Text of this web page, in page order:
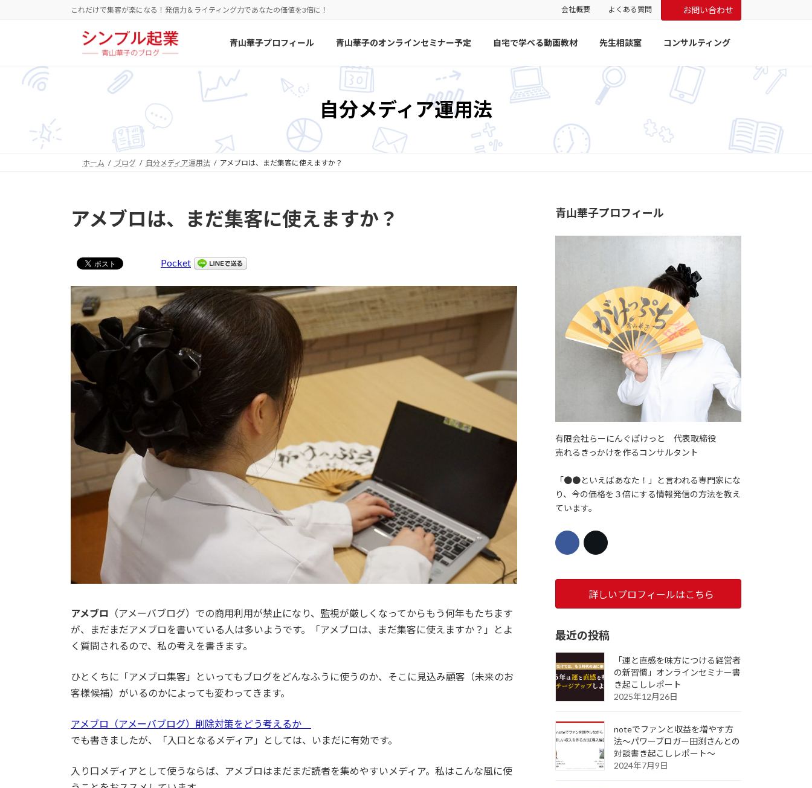
これだけで集客が楽になる！発信力＆ライティング力であなたの価値を3倍に！ 会社概要 よくある質問 お問い合わせ
青山華子プロフィール 青山華子のオンラインセミナー予定 自宅で学べる動画教材 先生相談室 コンサルティング
自分メディア運用法
ホーム ブログ 自分メディア運用法 アメブロは、まだ集客に使えますか？
アメブロは、まだ集客に使えますか？
Pocket
アメブロ （アメーバブログ）での商用利用が禁止になり、監視が厳しくなってからもう何年もたちます
が、まだまだアメブロを書いている人は多いようです。「アメブロは、まだ集客に使えますか？」とよ
く質問されるので、私の考えを書きます。
ひとくちに「アメブロ集客」といってもブログをどんなふうに使うのか、そこに見込み顧客（未来のお
客様候補）がいるのかによっても変わってきます。
アメブロ（アメーバブログ）削除対策をどう考えるか
でも書きましたが、「入口となるメディア」としては、いまだに有効です。
入り口メディアとして使うならば、アメブロはまだまだ読者を集めやすいメディア。私はこんな風に使
青山華子プロフィール
有限会社らーにんぐぽけっと 代表取締役
売れるきっかけを作るコンサルタント
「●●といえばあなた！」と言われる専門家にな
り、今の価格を３倍にする情報発信の方法を教え
ています。
詳しいプロフィールはこちら
最近の投稿
「運と直感を味方につける経営者
の新習慣」オンラインセミナー書
き起こしレポート
2025年12月26日
noteでファンと収益を増やす方
法～パワーブロガー田渕さんとの
対談書き起こしレポート～
2024年7月9日